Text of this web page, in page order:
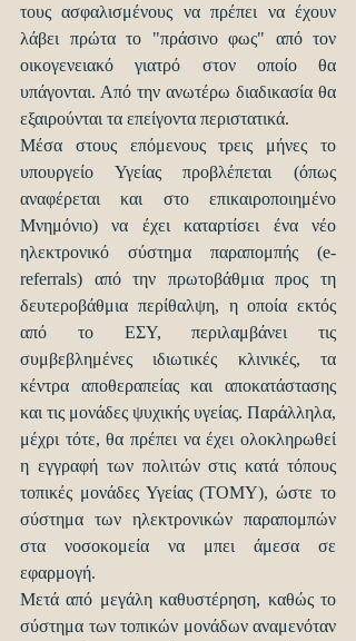
τους ασφαλισμένους να πρέπει να έχουν
λάβει πρώτα το "πράσινο φως" από τον
οικογενειακό γιατρό στον οποίο θα
υπάγονται. Από την ανωτέρω διαδικασία θα
εξαιρούνται τα επείγοντα περιστατικά.
Μέσα στους επόμενους τρεις μήνες το
υπουργείο Υγείας προβλέπεται (όπως
αναφέρεται και στο επικαιροποιημένο
Μνημόνιο) να έχει καταρτίσει ένα νέο
ηλεκτρονικό σύστημα παραπομπής (e-
referrals) από την πρωτοβάθμια προς τη
δευτεροβάθμια περίθαλψη, η οποία εκτός
από το ΕΣΥ, περιλαμβάνει τις
συμβεβλημένες ιδιωτικές κλινικές, τα
κέντρα αποθεραπείας και αποκατάστασης
και τις μονάδες ψυχικής υγείας. Παράλληλα,
μέχρι τότε, θα πρέπει να έχει ολοκληρωθεί
η εγγραφή των πολιτών στις κατά τόπους
τοπικές μονάδες Υγείας (ΤΟΜΥ), ώστε το
σύστημα των ηλεκτρονικών παραπομπών
στα νοσοκομεία να μπει άμεσα σε
εφαρμογή.
Μετά από μεγάλη καθυστέρηση, καθώς το
σύστημα των τοπικών μονάδων αναμενόταν